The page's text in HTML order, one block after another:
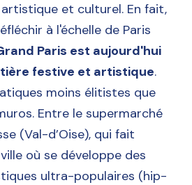
et culturel. En fait,
à l'échelle de Paris
Paris est aujourd'hui
festive et artistique.
moins élitistes que
Entre le supermarché
(Val-d’Oise), qui fait
où se développe des
ultra-populaires (hip-